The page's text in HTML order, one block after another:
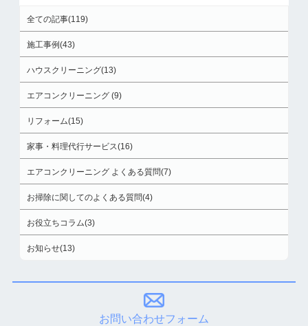
全ての記事(119)
施工事例(43)
ハウスクリーニング(13)
エアコンクリーニング (9)
リフォーム(15)
家事・料理代行サービス(16)
エアコンクリーニング よくある質問(7)
お掃除に関してのよくある質問(4)
お役立ちコラム(3)
お知らせ(13)
お問い合わせフォーム